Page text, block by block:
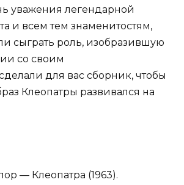
уважения легендарной
и всем тем знаменитостям,
сыграть роль, изобразившую
со своим
для вас сборник, чтобы
Клеопатры развивался на
— Клеопатра (1963).